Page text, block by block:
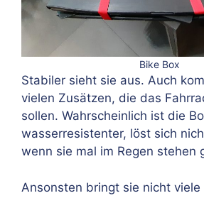
Bike Box
Stabiler sieht sie aus. Auch
vielen Zusätzen, die das
sollen. Wahrscheinlich ist die
wasserresistenter, löst sich
wenn sie mal im Regen stehen
Ansonsten bringt sie nicht viele